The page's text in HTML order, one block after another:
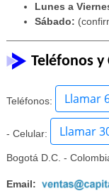
Lunes a
Sábado:
Teléfonos
Teléfonos: Llamar
- Celular: Llamar
Bogotá D.C. -
Email: